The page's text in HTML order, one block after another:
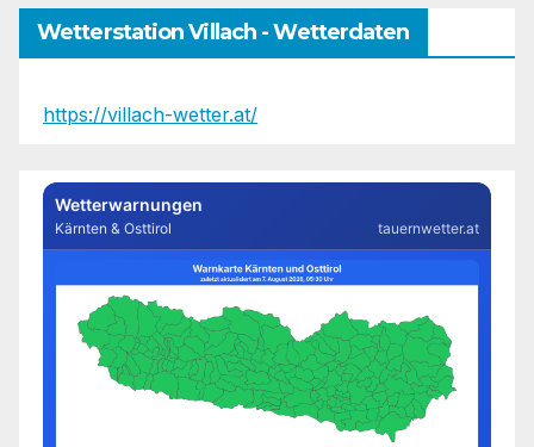
Wetterstation Villach - Wetterdaten
https://villach-wetter.at/